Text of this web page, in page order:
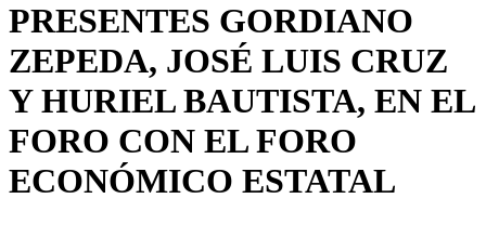
PRESENTES GORDIANO
ZEPEDA, JOSÉ LUIS CRUZ
Y HURIEL BAUTISTA, EN EL
FORO CON EL FORO
ECONÓMICO ESTATAL